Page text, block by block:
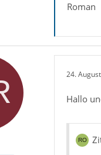
Roman
24.
Hallo